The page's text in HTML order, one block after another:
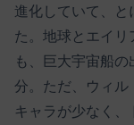
進化していて、と
た。地球とエイリ
も、巨大宇宙船
分。ただ、ウィル
キャラが少なく、